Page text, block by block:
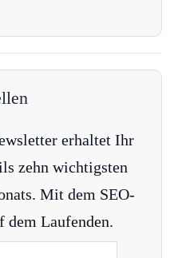
erhaltet Ihr
zehn wichtigsten
Mit dem SEO-
Laufenden.